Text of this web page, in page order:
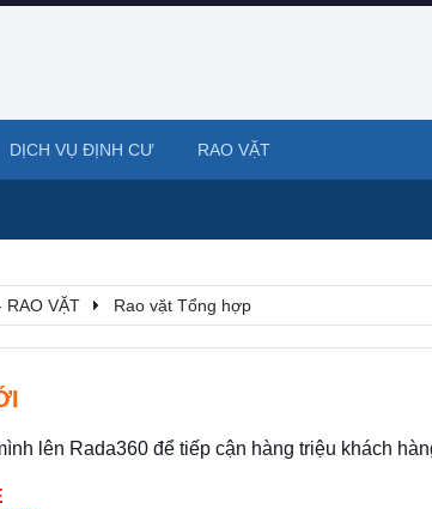
RAO VẶT Rao vặt Tổng hợp
lên Rada360 để tiếp cận hàng triệu khách
DỊCH VỤ ĐỊNH CƯ RAO VẶT